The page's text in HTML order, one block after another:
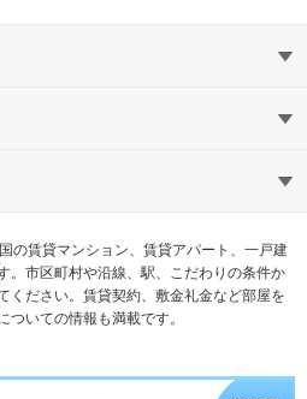
希望の条件から探す
ランキングから探す
中古マンション
中古一戸建て
土地
教えて！住まいの先生
の賃貸マンション、賃貸アパート、一戸建
。市区町村や沿線、駅、こだわりの条件か
ください。賃貸契約、敷金礼金など部屋を
いての情報も満載です。